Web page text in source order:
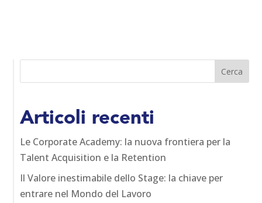
Articoli recenti
Le Corporate Academy: la nuova frontiera per la
Talent Acquisition e la Retention
Il Valore inestimabile dello Stage: la chiave per
entrare nel Mondo del Lavoro